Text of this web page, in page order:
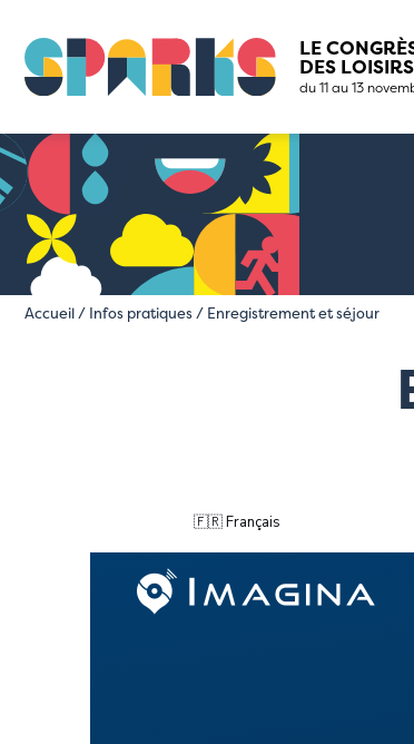
LE
DES
du 11 au 13
Accueil/ Infos pratiques/ Enregistrement et séjour